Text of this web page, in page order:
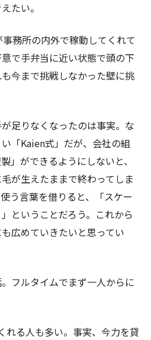
たい。
務所の内外で稼動してくれて
で手弁当に近い状態で頭の下
今まで挑戦しなかった壁に挑
足りなくなったのは事実。な
「Kaien式」だが、会社の組
」ができるようにしないと、
が生えたままで終わってしま
う言葉を借りると、「スケー
ということだろう。これから
広めていきたいと思ってい
フルタイムでまず一人からに
れる人も多い。事実、今力を貸